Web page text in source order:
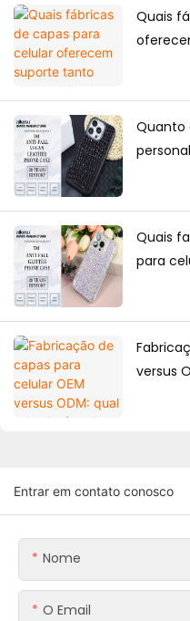
Quais
Quanto
Quais
para
versus
Entrar em contato conosco
Nome
O Email